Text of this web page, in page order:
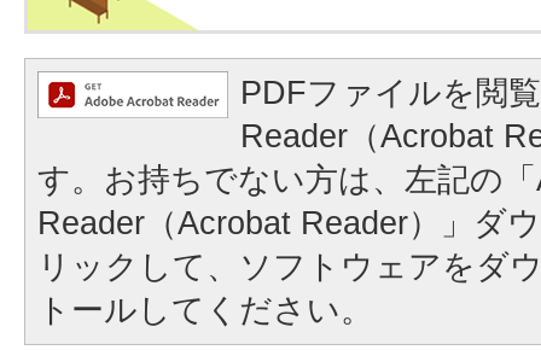
PDFファイルを閲
Reader（Acrobat
す。お持ちでない方は、左記の
Reader（Acrobat Reader）」ダ
リックして、ソフトウェアをダ
トールしてください。